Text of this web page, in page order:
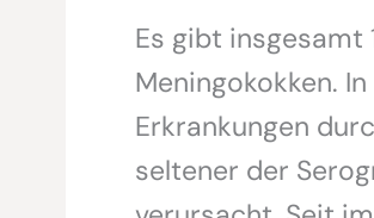
Es gibt insgesamt
Meningokokken.
Erkrankungen
seltener der